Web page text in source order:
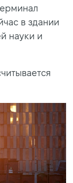
в здании
науки и